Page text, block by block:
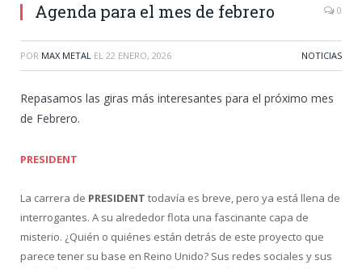
Agenda para el mes de febrero 0
POR MAX METAL EL 22 ENERO, 2026 NOTICIAS
Repasamos las giras más interesantes para el próximo mes
de Febrero.
PRESIDENT
La carrera de PRESIDENT todavía es breve, pero ya está llena de
interrogantes. A su alrededor flota una fascinante capa de
misterio. ¿Quién o quiénes están detrás de este proyecto que
parece tener su base en Reino Unido? Sus redes sociales y sus